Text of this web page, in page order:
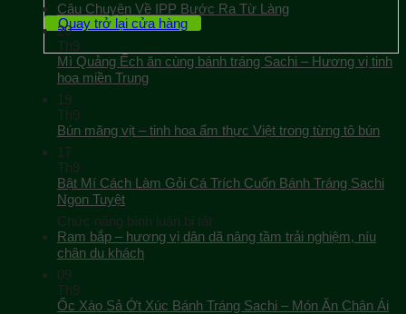
Quay trở lại cửa hàng
Câu Chuyện Về IPP Bước Ra Từ Làng
20
Th9
Mì Quảng Ếch ăn cùng bánh tráng Sachi – Hương vị tinh
hoa miền Trung
19
Th9
Bún măng vịt – tinh hoa ẩm thực Việt trong từng tô bún
17
Th9
Bật Mí Cách Làm Gỏi Cá Trích Cuốn Bánh Tráng Sachi
Ngon Tuyệt
Chức năng bình luận bị tắtở
Bật
Gỏi
Ram bắp – hương vị dân dã nâng tầm trải nghiệm, níu
chân du khách
09
Th9
Ốc Xào Sả Ớt Xúc Bánh Tráng Sachi – Món Ăn Chân Ái